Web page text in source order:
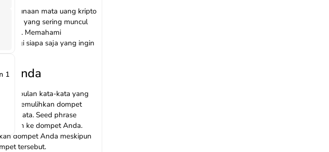
mata uang kripto
yang sering muncul
Key. Memahami
bagi siapa saja yang ingin
Anda
kumpulan kata-kata yang
memulihkan dompet
24 kata. Seed phrase
penuh ke dompet Anda.
dompet Anda meskipun
tersebut.
1